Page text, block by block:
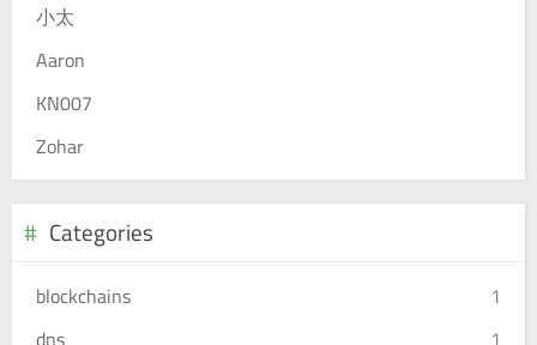
小太
Aaron
KN007
Zohar
Categories
blockchains
1
dns
1